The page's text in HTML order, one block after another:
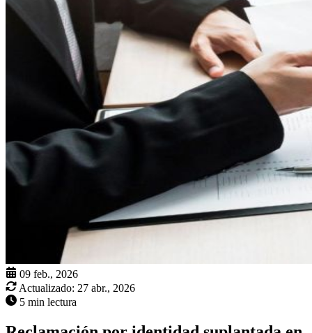
09 feb., 2026
Actualizado: 27 abr., 2026
5 min lectura